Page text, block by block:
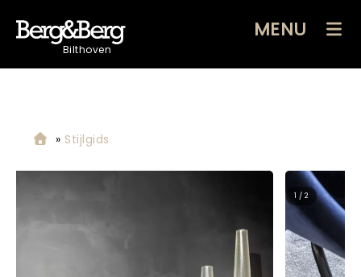
Bilthoven
MENU
» Stijlgids
2 / 2